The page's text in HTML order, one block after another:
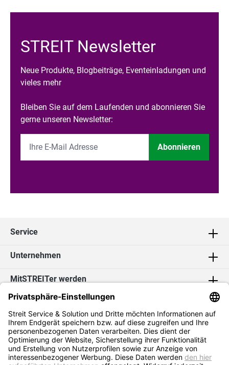
STREIT Newsletter
Neue Produkte, Blogbeiträge, Eventeinladungen und
vieles mehr
Bleiben Sie auf dem Laufenden und abonnieren Sie
gerne unseren Newsletter:
Abonnieren
Service
Unternehmen
MitSTREITer werden
Kontakt
Social Media